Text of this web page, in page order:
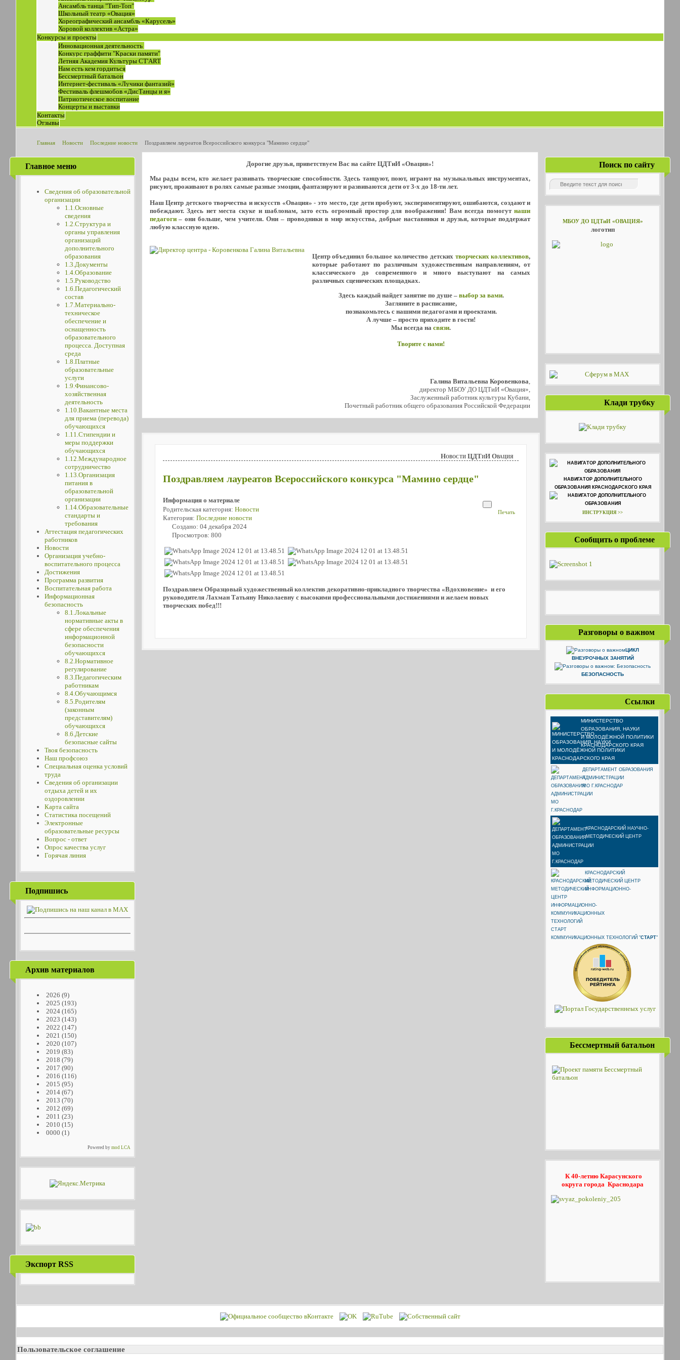
Ансамбль танца "Тип-Топ"
Школьный театр «Овация»
Хореографический ансамбль «Карусель»
Хоровой коллектив «Астра»
Конкурсы и проекты
Инновационная деятельность
Конкурс граффити "Краски памяти"
Летняя Академия Культуры СТ'ART
Нам есть кем гордиться
Бессмертный батальон
Интернет-фестиваль «Лучики фантазий»
Фестиваль флешмобов «ДисТанцы и я»
Патриотическое воспитание
Концерты и выставки
Контакты
Отзывы
Главная Новости Последние новости Поздравляем лауреатов Всероссийского конкурса "Мамино сердце"
Главное меню
Сведения об образовательной
организации
1.1.Основные
сведения
1.2.Структура и
органы управления
организаций
дополнительного
образования
1.3.Документы
1.4.Образование
1.5.Руководство
1.6.Педагогический
состав
1.7.Материально-
техническое
обеспечение и
оснащенность
образовательного
процесса. Доступная
среда
1.8.Платные
образовательные
услуги
1.9.Финансово-
хозяйственная
деятельность
1.10.Вакантные места
для приема (перевода)
обучающихся
1.11.Стипендии и
меры поддержки
обучающихся
1.12.Международное
сотрудничество
1.13.Организация
питания в
образовательной
организации
1.14.Образовательные
стандарты и
требования
Аттестация педагогических
работников
Новости
Организация учебно-
воспитательного процесса
Достижения
Программа развития
Воспитательная работа
Информационная
безопасность
8.1.Локальные
нормативные акты в
сфере обеспечения
информационной
безопасности
обучающихся
8.2.Нормативное
регулирование
8.3.Педагогическим
работникам
8.4.Обучающимся
8.5.Родителям
(законным
представителям)
обучающихся
8.6.Детские
безопасные сайты
Твоя безопасность
Наш профсоюз
Специальная оценка условий
труда
Сведения об организации
отдыха детей и их
оздоровлении
Карта сайта
Статистика посещений
Электронные
образовательные ресурсы
Вопрос - ответ
Опрос качества услуг
Горячая линия
Подпишись
Архив материалов
2026 (9)
2025 (193)
2024(165)
2023 (143)
2022 (147)
2021 (150)
2020 (107)
2019 (83)
2018 (79)
2017 (90)
2016 (116)
2015 (95)
2014(67)
2013 (70)
2012 (69)
2011 (23)
2010 (15)
0000 (1)
Powered bymod LCA
Экспорт RSS
Дорогие друзья, приветствуем Вас на сайте ЦДТиИ «Овация»!
Мы рады всем, кто желает развивать творческие способности. Здесь танцуют, поют, играют на музыкальных инструментах,
рисуют, проживают в ролях самые разные эмоции, фантазируют и развиваются дети от 3-х до 18-ти лет.
Наш Центр детского творчества и искусств «Овация» - это место, где дети пробуют, экспериментируют, ошибаются, создают и
побеждают. Здесь нет места скуке и шаблонам, зато есть огромный простор для воображения! Вам всегда помогутнаши
педагоги– они больше, чем учителя. Они – проводники в мир искусства, добрые наставники и друзья, которые поддержат
любую классную идею.
Центр объединил большое количество детских творческих коллективов,
которые работают по различным художественным направлениям, от
классического до современного и много выступают на самых
различных сценических площадках.
Здесь каждый найдет занятие по душе – выбор за вами.
Загляните в расписание,
познакомьтесь с нашими педагогами и проектами.
А лучше – просто приходите в гости!
Мы всегда насвязи.
Творите с нами!
Галина Витальевна Коровенкова,
директор МБОУ ДО ЦДТиИ «Овация»,
Заслуженный работник культуры Кубани,
Почетный работник общего образования Российской Федерации
Новости ЦДТиИ Овация
Поздравляем лауреатов Всероссийского конкурса "Мамино сердце"
Печать
Информация о материале
Родительская категория: Новости
Категория: Последние новости
Создано: 04 декабря 2024
Просмотров: 800
Поздравляем Образцовый художественный коллектив декоративно-прикладного творчества «Вдохновение» и его
руководителя Лахман Татьяну Николаевну с высокими профессиональными достижениями и желаем новых
творческих побед!!!
Поиск по сайту
МБОУ ДО ЦДТиИ «ОВАЦИЯ»
логотип
Клади трубку
НАВИГАТОР ДОПОЛНИТЕЛЬНОГО
ОБРАЗОВАНИЯ КРАСНОДАРСКОГО КРАЯ
ИНСТРУКЦИЯ >>
Сообщить о проблеме
Разговоры о важном
ЦИКЛ
ВНЕУРОЧНЫХ ЗАНЯТИЙ
БЕЗОПАСНОСТЬ
Ссылки
МИНИСТЕРСТВО
ОБРАЗОВАНИЯ, НАУКИ
И МОЛОДЁЖНОЙ ПОЛИТИКИ
КРАСНОДАРСКОГО КРАЯ
ДЕПАРТАМЕНТ ОБРАЗОВАНИЯ
АДМИНИСТРАЦИИ
МО Г.КРАСНОДАР
КРАСНОДАРСКИЙ НАУЧНО-
МЕТОДИЧЕСКИЙ ЦЕНТР
КРАСНОДАРСКИЙ
МЕТОДИЧЕСКИЙ ЦЕНТР
ИНФОРМАЦИОННО-
КОММУНИКАЦИОННЫХ ТЕХНОЛОГИЙ "СТАРТ"
Бессмертный батальон
К 40-летию Карасунского
округа города Краснодара
Пользовательское соглашение